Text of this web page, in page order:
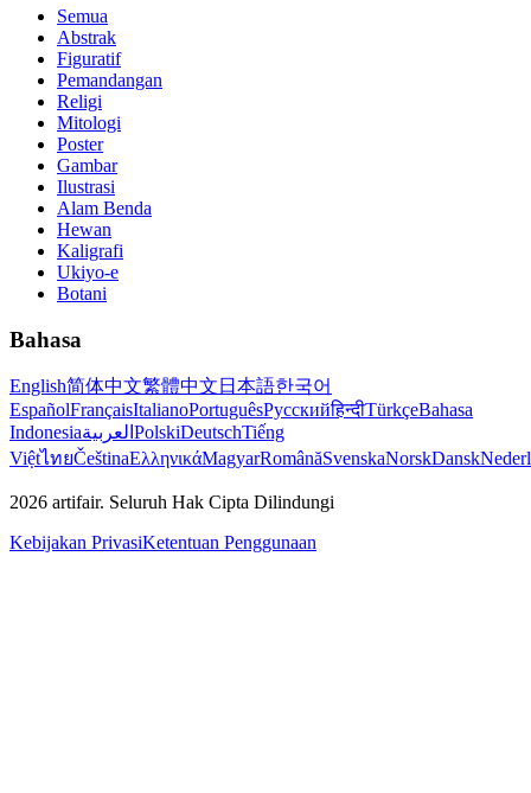
Semua
Abstrak
Figuratif
Pemandangan
Religi
Mitologi
Poster
Gambar
Ilustrasi
Alam Benda
Hewan
Kaligrafi
Ukiyo-e
Botani
Bahasa
English简体中文繁體中文 日本語한국어
EspañolFrançaisItalianoPortuguêsРусскийहिन्दीTürkçeBahasa
Indonesiaالعربية PolskiDeutschTiếng
ViệtไทยČeštinaΕλληνικάMagyarRomânăSvenskaNorskDansk
2026 artifair. Seluruh Hak Cipta Dilindungi
Kebijakan PrivasiKetentuan Penggunaan